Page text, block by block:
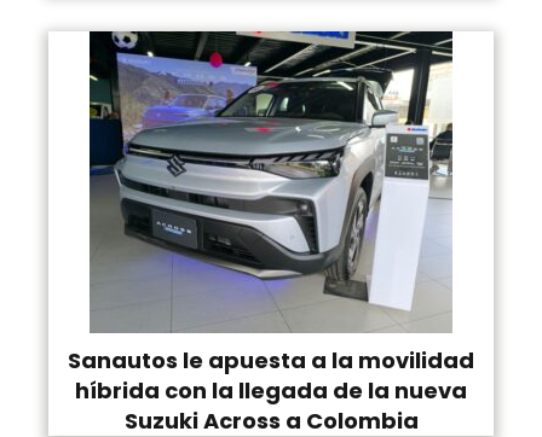
Sanautos le apuesta a la movilidad
híbrida con la llegada de la nueva
Suzuki Across a Colombia